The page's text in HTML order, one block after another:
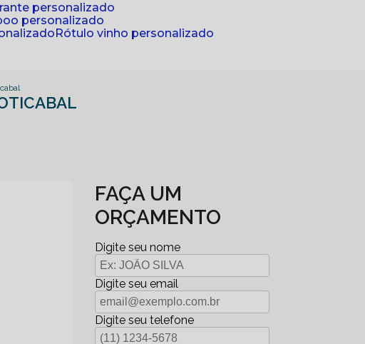
personalizado
personalizado
rótulo vinho personalizado
FAÇA UM
ORÇAMENTO
Digite seu nome
Digite seu email
Digite seu telefone